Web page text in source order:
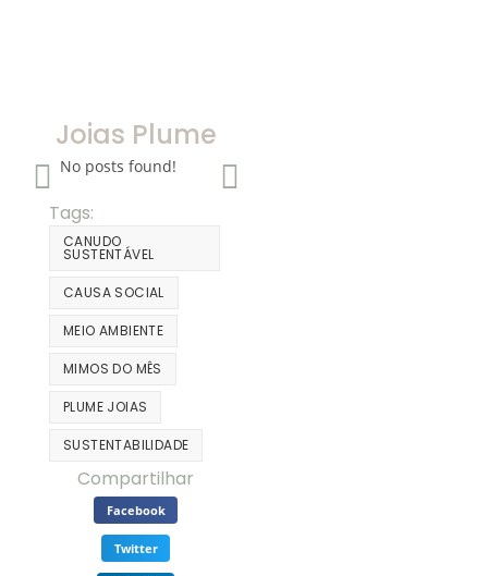
Joias Plume
No posts found!
Tags:
CANUDO
SUSTENTÁVEL
CAUSA SOCIAL
MEIO AMBIENTE
MIMOS DO MÊS
PLUME JOIAS
SUSTENTABILIDADE
Compartilhar
Facebook
Twitter